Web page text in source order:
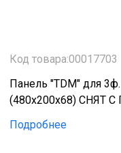
Код товара:00017703
Панель "TDM" для
(480х200х68) СНЯТ
Подробнее